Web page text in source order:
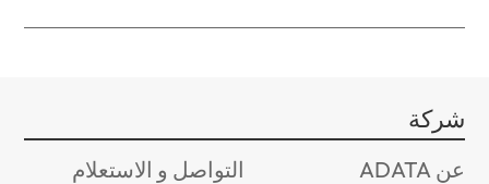
شركة
عن ADATA
التواصل و الاستعلام